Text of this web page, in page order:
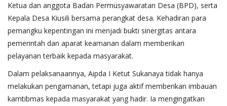
Ketua dan anggota Badan Permusyawaratan Desa (BPD), serta
Kepala Desa Kiusili bersama perangkat desa. Kehadiran para
pemangku kepentingan ini menjadi bukti sinergitas antara
pemerintah dan aparat keamanan dalam memberikan
pelayanan terbaik kepada masyarakat.
Dalam pelaksanaannya, Aipda I Ketut Sukanaya tidak hanya
melakukan pengamanan, tetapi juga aktif memberikan imbauan
kamtibmas kepada masyarakat yang hadir. Ia mengingatkan